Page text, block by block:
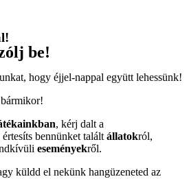
be!
hogy éjjel-nappal együtt lehessünk!
, kérj dalt a
bennünket talált állatokról,
eseményekről.
küldd el nekünk hangüzeneted az